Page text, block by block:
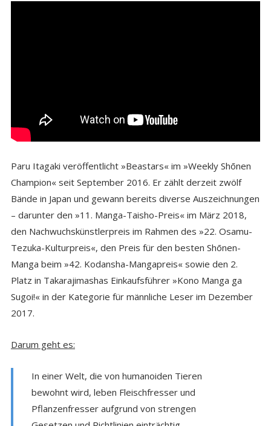
Paru Itagaki veröffentlicht »Beastars« im »Weekly Shōnen
Champion« seit September 2016. Er zählt derzeit zwölf
Bände in Japan und gewann bereits diverse Auszeichnungen
– darunter den »11. Manga-Taisho-Preis« im März 2018,
den Nachwuchskünstlerpreis im Rahmen des »22. Osamu-
Tezuka-Kulturpreis«, den Preis für den besten Shōnen-
Manga beim »42. Kodansha-Mangapreis« sowie den 2.
Platz in Takarajimashas Einkaufsführer »Kono Manga ga
Sugoi!« in der Kategorie für männliche Leser im Dezember
2017.
Darum geht es:
In einer Welt, die von humanoiden Tieren
bewohnt wird, leben Fleischfresser und
Pflanzenfresser aufgrund von strengen